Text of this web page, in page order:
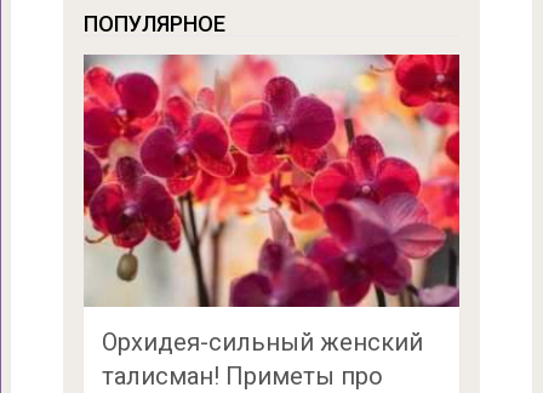
ПОПУЛЯРНОЕ
Орхидея-сильный женский
талисман! Приметы про